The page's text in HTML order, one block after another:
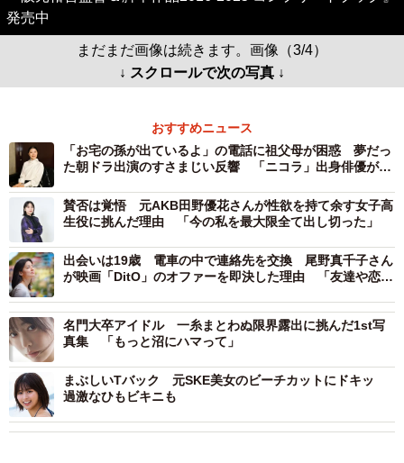
発売中
まだまだ画像は続きます。画像（3/4）
↓ スクロールで次の写真 ↓
おすすめニュース
「お宅の孫が出ているよ」の電話に祖父母が困惑 夢だっ
た朝ドラ出演のすさまじい反響 「ニコラ」出身俳優が目
賛否は覚悟 元AKB田野優花さんが性欲を持て余す女子高
生役に挑んだ理由 「今の私を最大限全て出し切った」
出会いは19歳 電車の中で連絡先を交換 尾野真千子さん
が映画「DitO」のオファーを即決した理由 「友達や恋人
名門大卒アイドル 一糸まとわぬ限界露出に挑んだ1st写
真集 「もっと沼にハマって」
まぶしいTバック 元SKE美女のビーチカットにドキッ
過激なひもビキニも